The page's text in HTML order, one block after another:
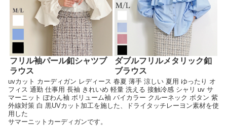
フリル袖パール釦シャツブ
ラウス
ダブルフリルメタリック釦
ブラウス
uvカット カーディガン レディース 春夏 薄手 涼しい 夏用 ゆったり オ
フィス 通勤 仕事用 長袖 きれいめ 軽量 洗える 接触冷感 シャリ uv サ
マーニット ぽわん袖 ボリューム袖 バイカラー クルーネック ボタン 紫
外線対策 白 黒UVカット加工を施した、ドライタッチレーヨン素材を使
用した
サマーニットカーディガンです。